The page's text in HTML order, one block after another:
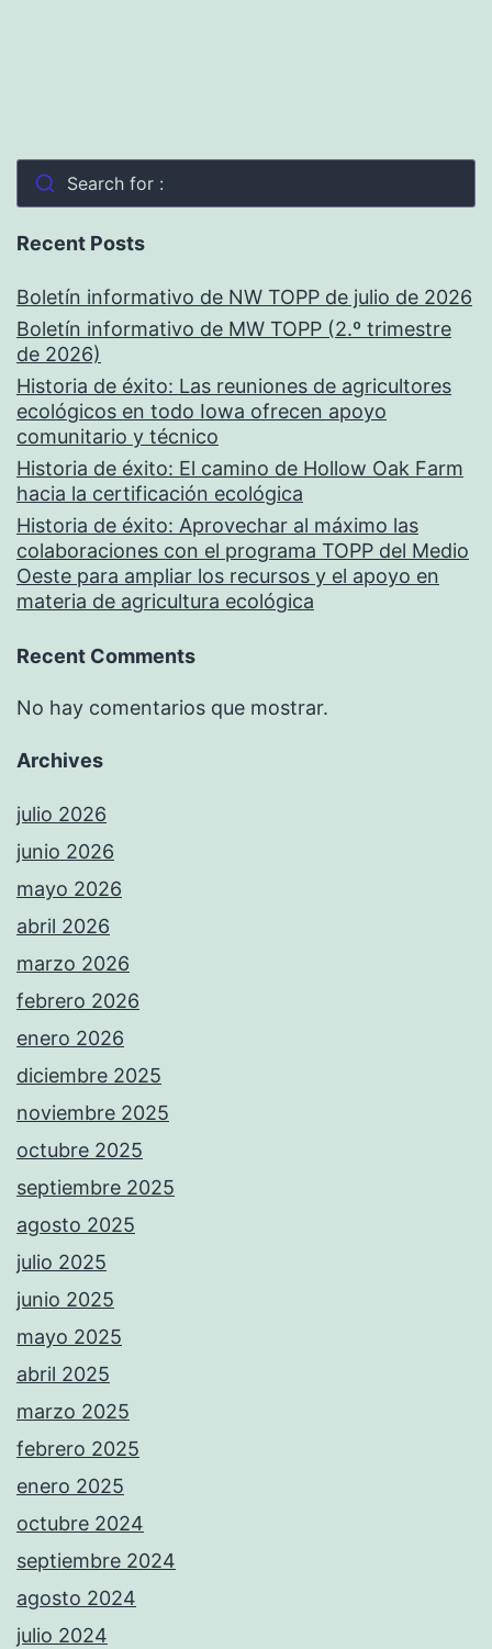
Search for :
Recent Posts
Boletín informativo de NW TOPP de julio de 2026
Boletín informativo de MW TOPP (2.º trimestre
de 2026)
Historia de éxito: Las reuniones de agricultores
ecológicos en todo Iowa ofrecen apoyo
comunitario y técnico
Historia de éxito: El camino de Hollow Oak Farm
hacia la certificación ecológica
Historia de éxito: Aprovechar al máximo las
colaboraciones con el programa TOPP del Medio
Oeste para ampliar los recursos y el apoyo en
materia de agricultura ecológica
Recent Comments
No hay comentarios que mostrar.
Archives
julio 2026
junio 2026
mayo 2026
abril 2026
marzo 2026
febrero 2026
enero 2026
diciembre 2025
noviembre 2025
octubre 2025
septiembre 2025
agosto 2025
julio 2025
junio 2025
mayo 2025
abril 2025
marzo 2025
febrero 2025
enero 2025
octubre 2024
septiembre 2024
agosto 2024
julio 2024